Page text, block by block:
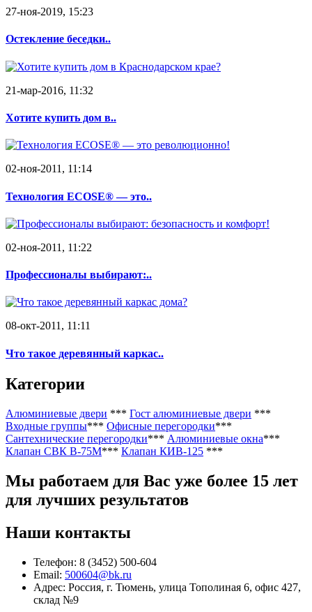
27-ноя-2019, 15:23
Остекление беседки..
21-мар-2016, 11:32
Хотите купить дом в..
02-ноя-2011, 11:14
Технология ECOSE® — это..
02-ноя-2011, 11:22
Профессионалы выбирают:..
08-окт-2011, 11:11
Что такое деревянный каркас..
Категории
Алюминиевые двери *** Гост алюминиевые двери ***
Входные группы*** Офисные перегородки***
Сантехнические перегородки*** Алюминиевые окна***
Клапан СВК В-75М*** Клапан КИВ-125 ***
Мы работаем для Вас уже более 15 лет
для лучших результатов
Наши контакты
Телефон: 8 (3452) 500-604
Email: 500604@bk.ru
Адрес: Россия, г. Тюмень, улица Тополиная 6, офис 427,
склад №9